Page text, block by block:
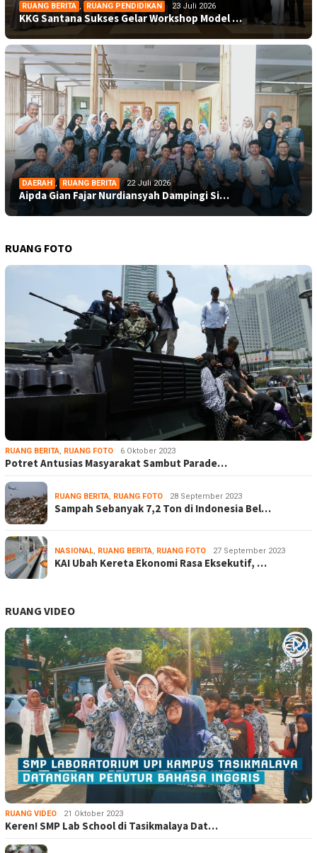
RUANG BERITA , RUANG PENDIDIKAN 23 Juli 2026
KKG Santana Sukses Gelar Workshop Model …
DAERAH , RUANG BERITA 22 Juli 2026
Aipda Gian Fajar Nurdiansyah Dampingi Si…
RUANG FOTO
RUANG BERITA, RUANG FOTO 6 Oktober 2023
Potret Antusias Masyarakat Sambut Parade…
RUANG BERITA, RUANG FOTO 28 September 2023
Sampah Sebanyak 7,2 Ton di Indonesia Bel…
NASIONAL, RUANG BERITA, RUANG FOTO 27 September 2023
KAI Ubah Kereta Ekonomi Rasa Eksekutif, …
RUANG VIDEO
RUANG VIDEO 21 Oktober 2023
Keren! SMP Lab School di Tasikmalaya Dat…